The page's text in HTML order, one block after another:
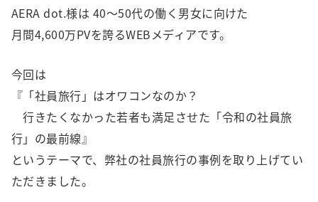
AERA dot.様は 40～50代の働く男女に向けた
月間4,600万PVを誇るWEBメディアです。
今回は
『「社員旅行」はオワコンなのか？
行きたくなかった若者も満足させた「令和の社員旅
行」の最前線』
というテーマで、弊社の社員旅行の事例を取り上げてい
ただきました。